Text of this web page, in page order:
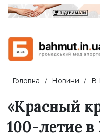
Головна Новини В
«Красный
100-летие в